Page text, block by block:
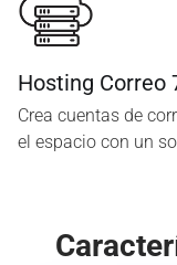
Hosting Correo
Crea cuentas de
el espacio con un